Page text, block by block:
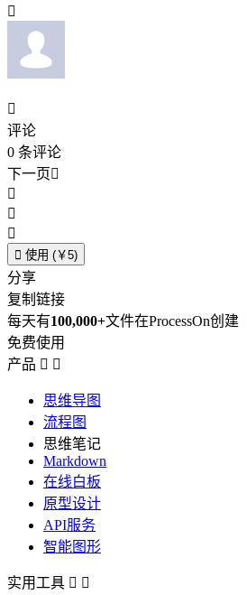


评论
0 条评论
下一页



 使用 (￥5)
分享
复制链接
每天有100,000+文件在ProcessOn创建
免费使用
产品  
思维导图
流程图
思维笔记
Markdown
在线白板
原型设计
API服务
智能图形
实用工具  